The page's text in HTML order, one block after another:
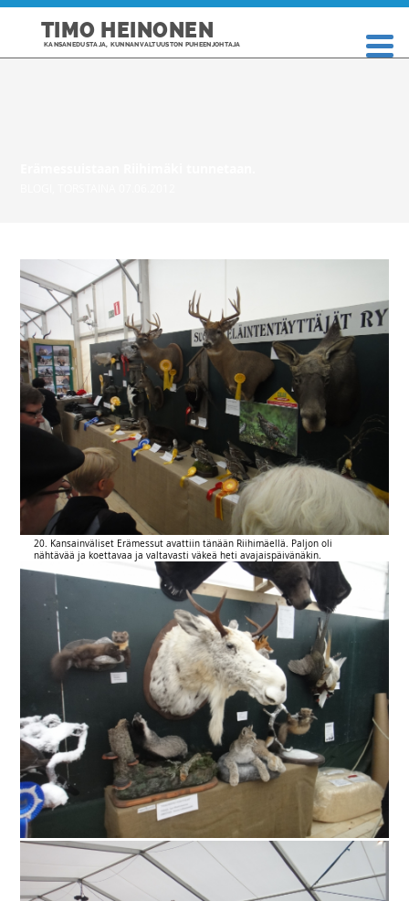
TIMO HEINONEN
KANSANEDUSTAJA, KUNNANVALTUUSTON PUHEENJOHTAJA
20. Kansainväliset Erämessut avattiin tänään Riihimäellä. Paljon oli
nähtävää ja koettavaa ja valtavasti väkeä heti avajaispäivänäkin.